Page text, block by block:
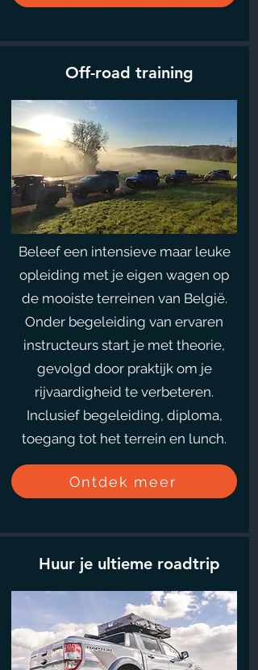
Off-road training
Beleef een intensieve maar leuke
opleiding met je eigen wagen op
de mooiste terreinen van België.
Onder begeleiding van ervaren
instructeurs start je met theorie,
gevolgd door praktijk om je
rijvaardigheid te verbeteren.
Inclusief begeleiding, diploma,
toegang tot het terrein en lunch.
Ontdek meer
Huur je ultieme roadtrip